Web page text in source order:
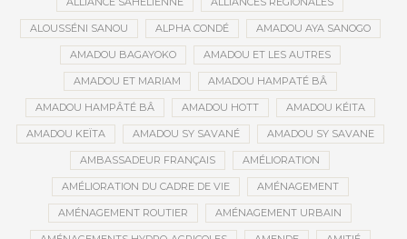
ALOUSSÉNI SANOU ALPHA CONDÉ AMADOU AYA SANOGO
AMADOU BAGAYOKO AMADOU ET LES AUTRES
AMADOU ET MARIAM AMADOU HAMPATÉ BÂ
AMADOU HAMPÂTÉ BÂ AMADOU HOTT AMADOU KÉITA
AMADOU KEÏTA AMADOU SY SAVANÉ AMADOU SY SAVANE
AMBASSADEUR FRANÇAIS AMÉLIORATION
AMÉLIORATION DU CADRE DE VIE AMÉNAGEMENT
AMÉNAGEMENT ROUTIER AMÉNAGEMENT URBAIN